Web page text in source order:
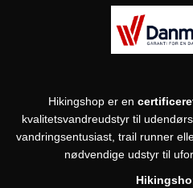
Hikingshop er en
kvalitetsvandreudstyr til
vandringsentusiast, trail runner
nødvendige udstyr til